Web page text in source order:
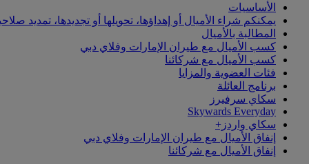
الأساسيات
يمكنكم شراء الأميال أو إهداؤها، تحويلها أو تجديدها، تمديد
المطالبة بالأميال
كسب الأميال مع طيران الإمارات وفلاي دبي
كسب الأميال مع شركائنا
فئات العضوية والمزايا
برنامج العائلة
سكاي سرفيرز
Skywards Everyday
سكاي واردز+
إنفاق الأميال مع طيران الإمارات وفلاي دبي
إنفاق الأميال مع شركائنا